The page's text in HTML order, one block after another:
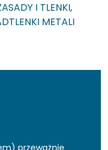
I TLENKI,
METALI
przeważnie